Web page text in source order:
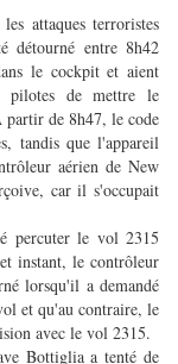
attaques terroristes
détourné entre 8h42
le cockpit et aient
pilotes de mettre le
partir de 8h47, le code
tandis que l'appareil
aérien de New
car il s'occupait
percuter le vol 2315
instant, le contrôleur
lorsqu'il a demandé
et qu'au contraire, le
avec le vol 2315.
Bottiglia a tenté de